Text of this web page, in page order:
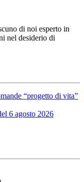
di noi esperto in
nel desiderio di
“progetto di vita”
6 agosto 2026